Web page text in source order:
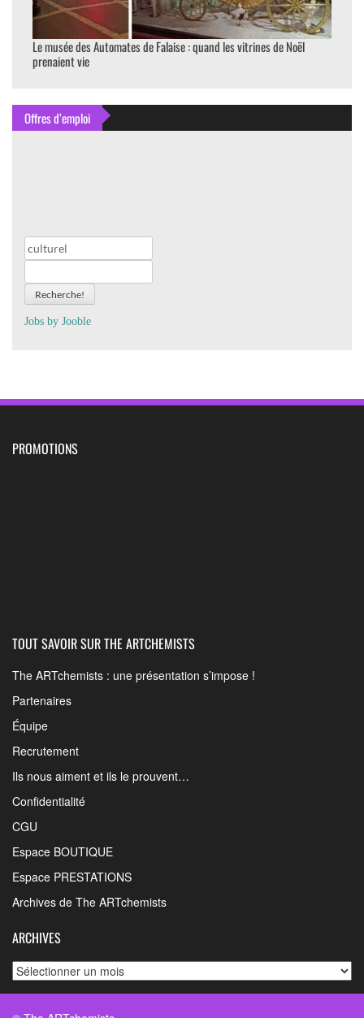
Le musée des Automates de Falaise : quand les vitrines de Noël
prenaient vie
Offres d’emploi
Recherche!
Jobs by Jooble
PROMOTIONS
TOUT SAVOIR SUR THE ARTCHEMISTS
The ARTchemists : une présentation s’impose !
Partenaires
Équipe
Recrutement
Ils nous aiment et ils le prouvent…
Confidentialité
CGU
Espace BOUTIQUE
Espace PRESTATIONS
Archives de The ARTchemists
ARCHIVES
Archives